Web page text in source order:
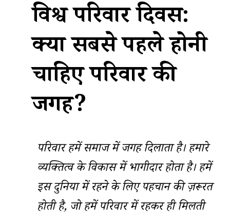
विश्व परिवार दिवस:
क्यों सबसे पहले होनी
चाहिए परिवार की
जगह?
परिवार हमें समाज में जगह दिलाता है। हमारे
व्यक्तित्व के विकास में भागीदार होता है। हमें
इस दुनिया में रहने के लिए पहचान की ज़रूरत
होती है, जो हमें परिवार में रहकर ही मिलती